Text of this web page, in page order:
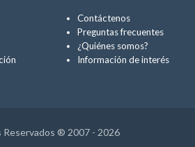
Contáctenos
Preguntas frecuentes
¿Quiénes somos?
Información de interés
Reservados ® 2007 - 2026